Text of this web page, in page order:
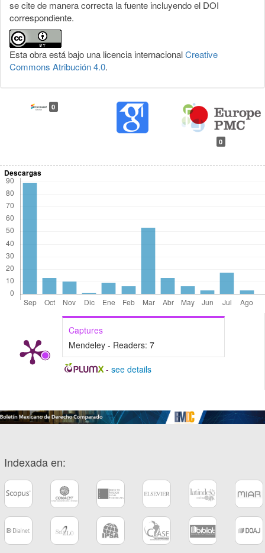
se cite de manera correcta la fuente incluyendo el DOI
correspondiente.
Esta obra está bajo una licencia internacionalCreative
Commons Atribución 4.0.
0
0
Descargas
Captures
Mendeley - Readers: 7
- see details
Indexada en: